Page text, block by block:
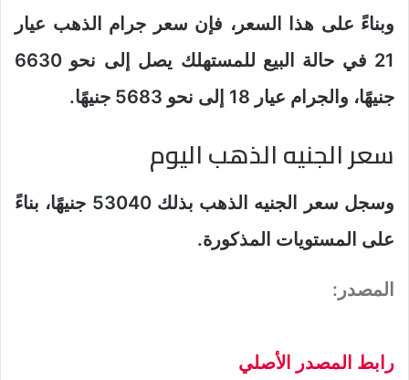
وبناءً على هذا السعر، فإن سعر جرام الذهب عيار
21 في حالة البيع للمستهلك يصل إلى نحو 6630
جنيهًا، والجرام عيار 18 إلى نحو 5683 جنيهًا.
سعر الجنيه الذهب اليوم
وسجل سعر الجنيه الذهب بذلك 53040 جنيهًا، بناءً
على المستويات المذكورة.
المصدر:
رابط المصدر الأصلي